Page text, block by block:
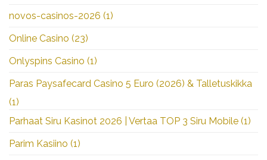
novos-casinos-2026 (1)
Online Casino (23)
Onlyspins Casino (1)
Paras Paysafecard Casino 5 Euro (2026) & Talletuskikka
(1)
Parhaat Siru Kasinot 2026 | Vertaa TOP 3 Siru Mobile (1)
Parim Kasiino (1)